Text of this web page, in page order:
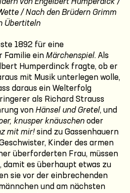
von Engelbert Humperdick /
/ Nach den Brüdern Grimm
Übertiteln
1892 für eine
Familie ein Märchenspiel. Als
Humperdinck fragte, ob er
mit Musik unterlegen wolle,
daraus ein Welterfolg
als Richard Strauss
von Hänsel und Gretel, und
knusper knäuschen oder
mit mir! sind zu Gassenhauern
Kinder des armen
überforderten Frau, müssen
damit es überhaupt etwas zu
sie vor der einbrechenden
und am nächsten